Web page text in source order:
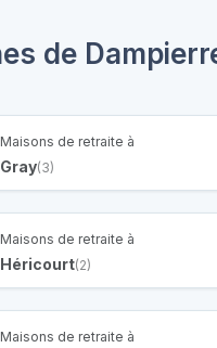
de
Maisons de retraite à
Gray(3)
Maisons de retraite à
Héricourt(2)
Maisons de retraite à